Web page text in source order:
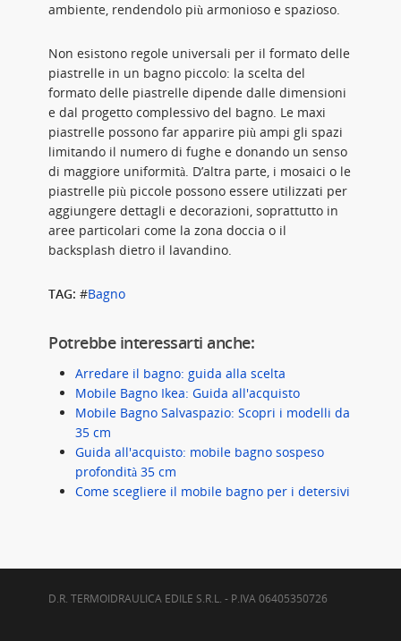
ambiente, rendendolo più armonioso e spazioso.
Non esistono regole universali per il formato delle
piastrelle in un bagno piccolo: la scelta del
formato delle piastrelle dipende dalle dimensioni
e dal progetto complessivo del bagno. Le maxi
piastrelle possono far apparire più ampi gli spazi
limitando il numero di fughe e donando un senso
di maggiore uniformità. D’altra parte, i mosaici o le
piastrelle più piccole possono essere utilizzati per
aggiungere dettagli e decorazioni, soprattutto in
aree particolari come la zona doccia o il
backsplash dietro il lavandino.
TAG: #Bagno
Potrebbe interessarti anche:
Arredare il bagno: guida alla scelta
Mobile Bagno Ikea: Guida all'acquisto
Mobile Bagno Salvaspazio: Scopri i modelli da
35 cm
Guida all'acquisto: mobile bagno sospeso
profondità 35 cm
Come scegliere il mobile bagno per i detersivi
D.R. TERMOIDRAULICA EDILE S.R.L. - P.IVA 06405350726